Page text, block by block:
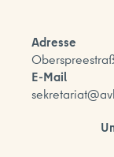
Adresse
E-Mail